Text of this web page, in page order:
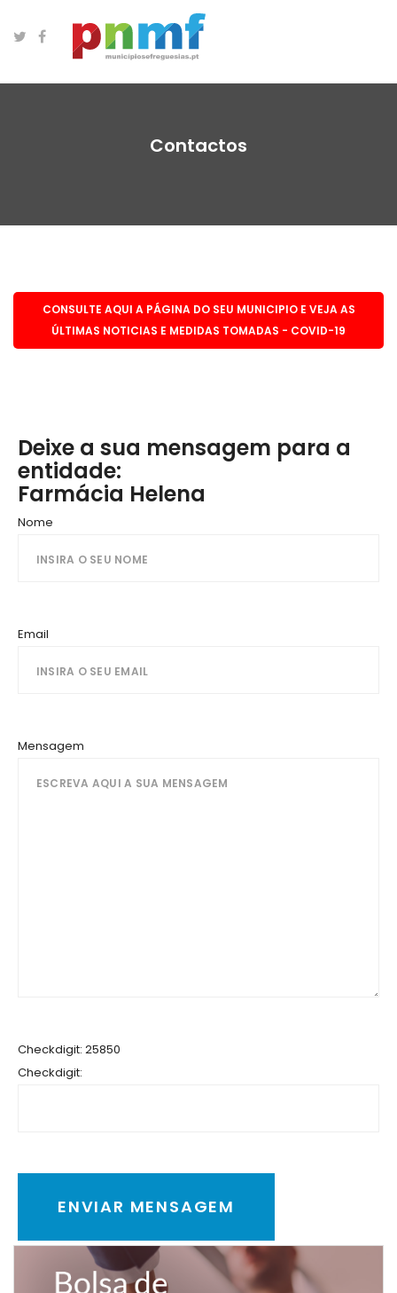
Contactos
CONSULTE AQUI A PÁGINA DO SEU MUNICIPIO E VEJA AS
ÚLTIMAS NOTICIAS E MEDIDAS TOMADAS - COVID-19
Deixe a sua mensagem para a
entidade:
Farmácia Helena
Nome
Email
Mensagem
Checkdigit: 25850
Checkdigit: